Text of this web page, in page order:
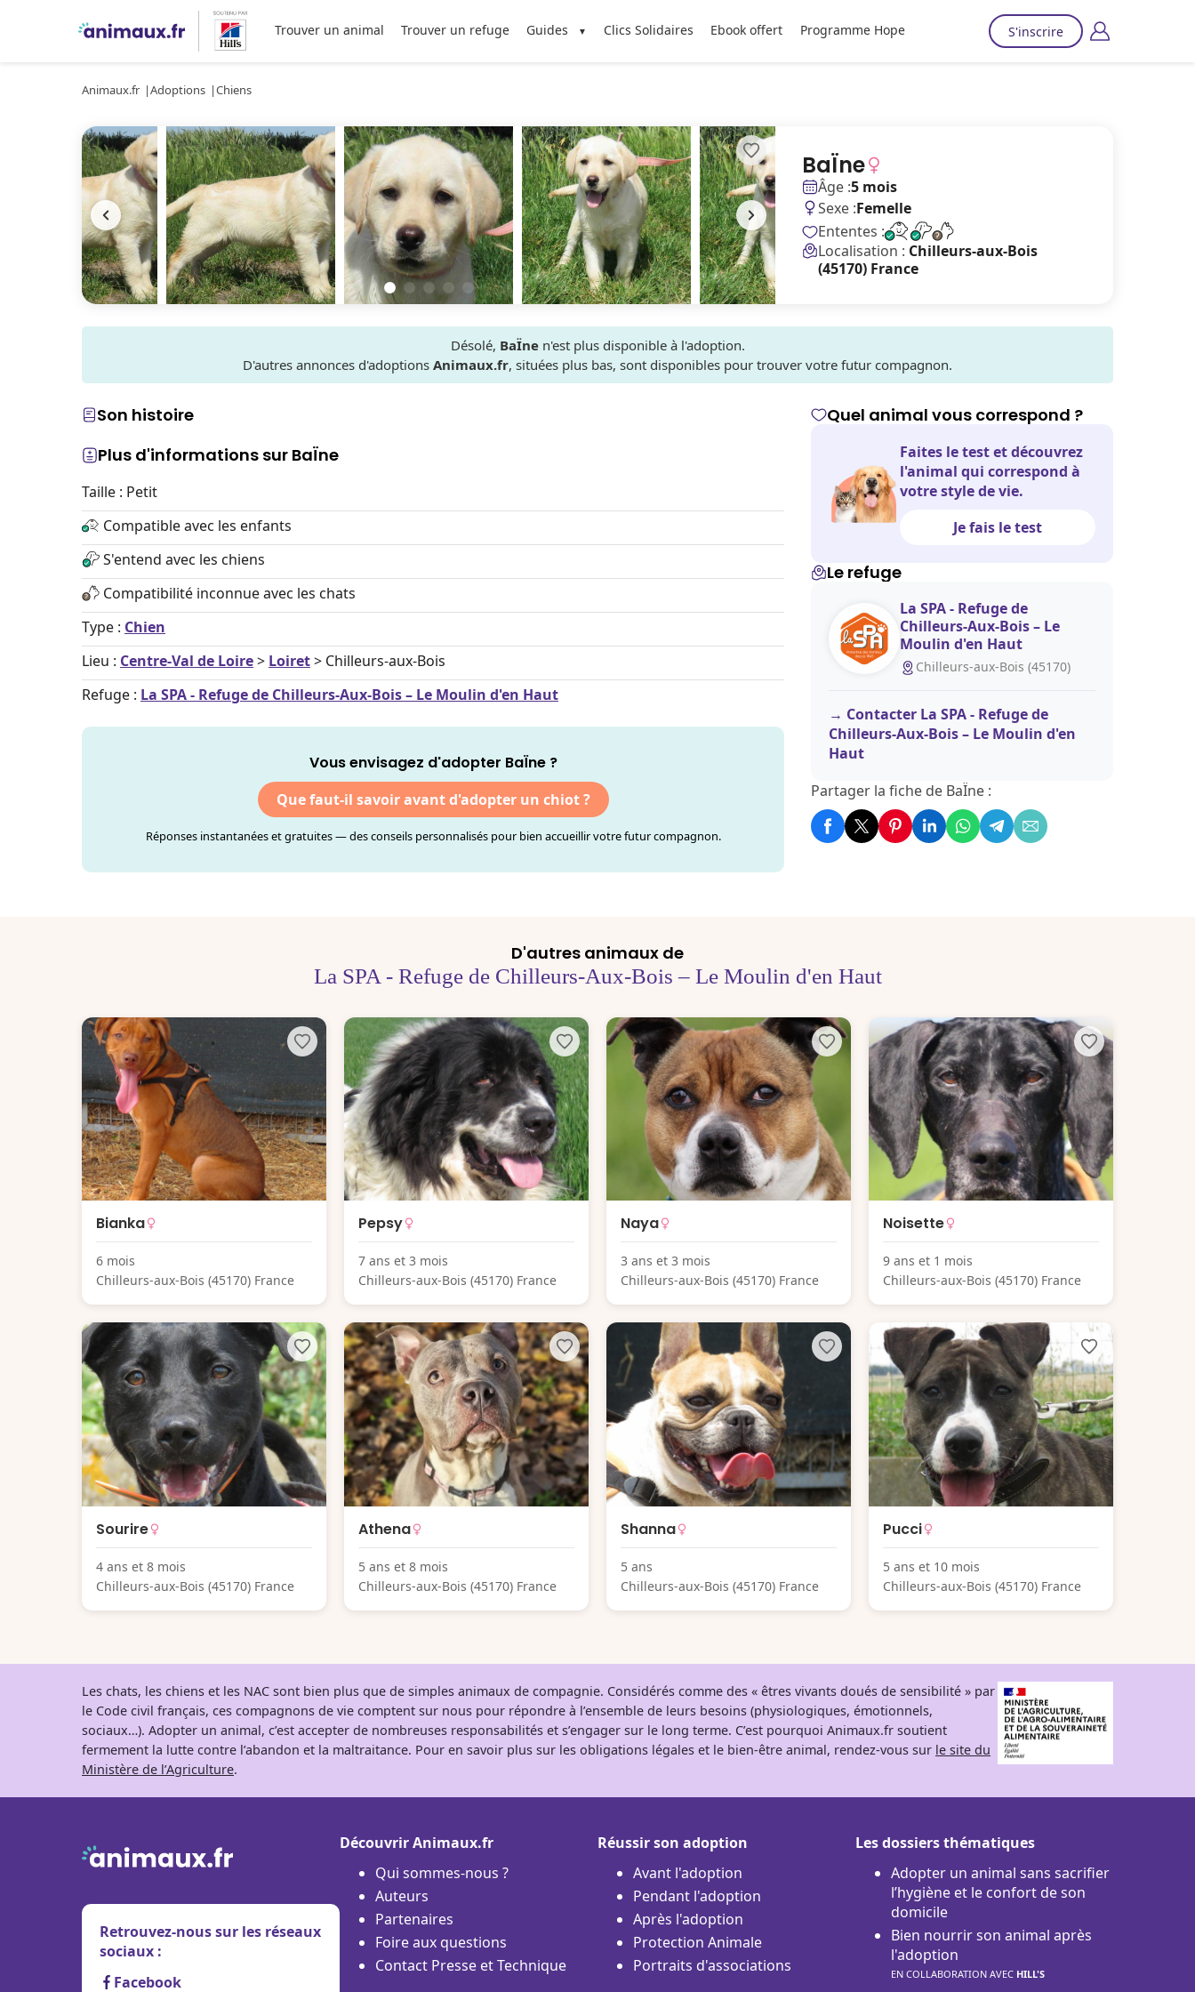
Trouver un animal Trouver un refuge Guides Clics Solidaires Ebook offert Programme Hope S'inscrire
Animaux.fr Adoptions Chiens
BaÏne
Âge :5 mois
Sexe :Femelle
Ententes :
Localisation : Chilleurs-aux-Bois
(45170) France
Désolé, BaÏnen'est plus disponible à l'adoption.
D'autres annonces d'adoptions Animaux.fr, situées plus bas, sont disponibles pour trouver votre futur compagnon.
Son histoire
Plus d'informations sur BaÏne
Taille : Petit
Compatible avec les enfants
S'entend avec les chiens
Compatibilité inconnue avec les chats
Type : Chien
Lieu : Centre-Val de Loire> Loiret> Chilleurs-aux-Bois
Refuge : La SPA - Refuge de Chilleurs-Aux-Bois – Le Moulin d'en Haut
Vous envisagez d'adopter BaÏne ?
Que faut-il savoir avant d'adopter un chiot ?
Réponses instantanées et gratuites — des conseils personnalisés pour bien accueillir votre futur compagnon.
Quel animal vous correspond ?
Faites le test et découvrez
l'animal qui correspond à
votre style de vie.
Je fais le test
Le refuge
La SPA - Refuge de
Chilleurs-Aux-Bois – Le
Moulin d'en Haut
Chilleurs-aux-Bois (45170)
Contacter La SPA - Refuge de
Chilleurs-Aux-Bois – Le Moulin d'en
Haut
Partager la fiche de BaÏne :
D'autres animaux de
La SPA - Refuge de Chilleurs-Aux-Bois – Le Moulin d'en Haut
Bianka
6 mois
Chilleurs-aux-Bois (45170) France
Pepsy
7 ans et 3 mois
Chilleurs-aux-Bois (45170) France
Naya
3 ans et 3 mois
Chilleurs-aux-Bois (45170) France
Noisette
9 ans et 1 mois
Chilleurs-aux-Bois (45170) France
Sourire
4 ans et 8 mois
Chilleurs-aux-Bois (45170) France
Athena
5 ans et 8 mois
Chilleurs-aux-Bois (45170) France
Shanna
5 ans
Chilleurs-aux-Bois (45170) France
Pucci
5 ans et 10 mois
Chilleurs-aux-Bois (45170) France
Les chats, les chiens et les NAC sont bien plus que de simples animaux de compagnie. Considérés comme des « êtres vivants doués de sensibilité » par
le Code civil français, ces compagnons de vie comptent sur nous pour répondre à l’ensemble de leurs besoins (physiologiques, émotionnels,
sociaux…). Adopter un animal, c’est accepter de nombreuses responsabilités et s’engager sur le long terme. C’est pourquoi Animaux.fr soutient
fermement la lutte contre l’abandon et la maltraitance. Pour en savoir plus sur les obligations légales et le bien-être animal, rendez-vous sur le site du
Ministère de l’Agriculture.
Retrouvez-nous sur les réseaux
sociaux :
Facebook
Découvrir Animaux.fr
Qui sommes-nous ?
Auteurs
Partenaires
Foire aux questions
Contact Presse et Technique
Réussir son adoption
Avant l'adoption
Pendant l'adoption
Après l'adoption
Protection Animale
Portraits d'associations
Les dossiers thématiques
Adopter un animal sans sacrifier
l’hygiène et le confort de son
domicile
Bien nourrir son animal après
l'adoption
EN COLLABORATION AVEC HILL'S